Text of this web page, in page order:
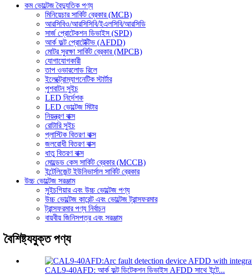
কম ভোল্টেজ বৈদ্যুতিক পণ্য
মিনিয়েচার সার্কিট ব্রেকার (MCB)
আরসিবিও/আরসিসিবি/ইএলসিবি/আরসিডি
সার্জ প্রোটেকশন ডিভাইস (SPD)
আর্ক ফল্ট প্রোটেক্টিভ (AFDD)
মোটর সুরক্ষা সার্কিট ব্রেকার (MPCB)
যোগাযোগকারী
তাপ ওভারলোড রিলে
ইলেক্ট্রোম্যাগনেটিক স্টার্টার
পুশবাটন সুইচ
LED নির্দেশক
LED ভোল্টেজ মিটার
নিয়ন্ত্রণ বাক্স
রোটারি সুইচ
প্লাস্টিক বিতরণ বাক্স
জলরোধী বিতরণ বাক্স
ধাতু বিতরণ বাক্স
মোল্ডেড কেস সার্কিট ব্রেকার (MCCB)
ইন্টেলিজেন্ট ইউনিভার্সাল সার্কিট ব্রেকার
উচ্চ ভোল্টেজ সরঞ্জাম
সুইচগিয়ার এবং উচ্চ ভোল্টেজ পণ্য
উচ্চ ভোল্টেজ কারেন্ট এবং ভোল্টেজ ট্রান্সফরমার
ট্রান্সফরমার পণ্য নির্বাচন
বায়বীয় জিনিসপত্র এবং সরঞ্জাম
বৈশিষ্ট্যযুক্ত পণ্য
CAL9-40AFD: আর্ক ফল্ট ডিটেকশন ডিভাইস AFDD সাথে ইন্টে...